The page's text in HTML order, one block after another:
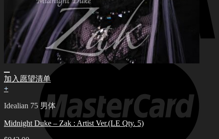
加入愿望清单
+
Idealian 75 男体
Midnight Duke – Zak : Artist Ver.(LE Qty. 5)